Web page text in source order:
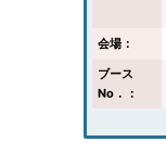
会場：
ブース
No．：